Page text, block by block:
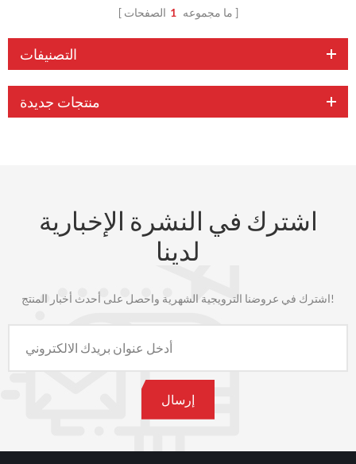
ما مجموعه 1 الصفحات
التصنيفات
منتجات جديدة
اشترك في النشرة الإخبارية
لدينا
اشترك في عروضنا الترويجية الشهرية واحصل على أحدث أخبار المنتج!